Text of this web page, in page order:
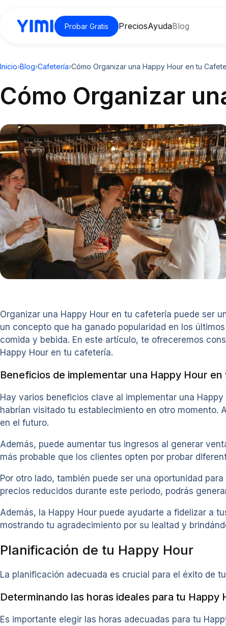
Probar Gratis PreciosAyudaBlog
Inicio›Blog›Cafetería›Cómo Organizar una Happy Hour en tu
Cómo Organizar
Organizar una Happy Hour en tu cafetería puede ser
un concepto que ha ganado popularidad en los
comida y bebida. En este artículo, te ofreceremos
Happy Hour en tu cafetería.
Beneficios de implementar una Happy Hour
Hay varios beneficios clave al implementar una
habrían visitado tu establecimiento en otro
en el futuro.
Además, puede aumentar tus ingresos al generar
más probable que los clientes opten por probar
Por otro lado, también puede ser una oportunidad
precios reducidos durante este periodo, podrás
Además, la Happy Hour puede ayudarte a fidelizar a
mostrando tu agradecimiento por su lealtad y
Planificación de tu Happy Hour
La planificación adecuada es crucial para el éxito de
Determinando las horas ideales para tu Happy
Es importante elegir las horas adecuadas para tu